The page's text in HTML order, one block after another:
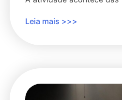
Leia mais >>>